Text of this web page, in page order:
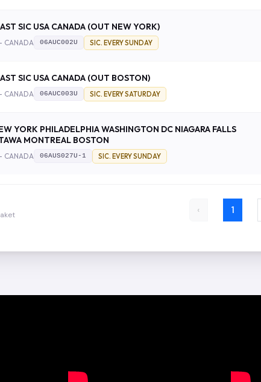
SIC USA CANADA (OUT NEW YORK)
CANADA 06AUC002U SIC. EVERY SUNDAY
SIC USA CANADA (OUT BOSTON)
CANADA 06AUC003U SIC. EVERY SATURDAY
YORK PHILADELPHIA WASHINGTON DC NIAGARA FALLS
MONTREAL BOSTON
CANADA 06AUS027U-1 SIC. EVERY SUNDAY
‹ 1